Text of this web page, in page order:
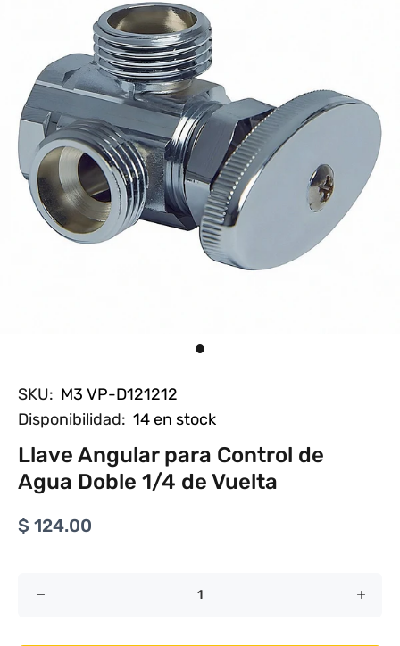
SKU: M3 VP-D121212
Disponibilidad: 14en stock
Llave Angular para Control de
Agua Doble 1/4 de Vuelta
$ 124.00